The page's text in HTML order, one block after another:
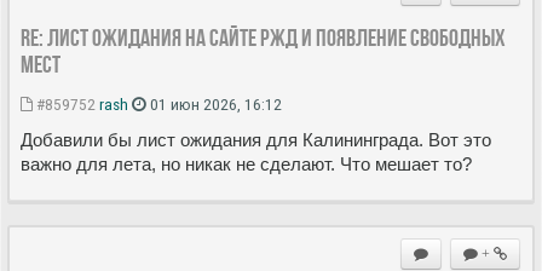
Re: Лист ожидания на сайте РЖД и появление свободных
мест
#859752rash 01 июн 2026, 16:12
Добавили бы лист ожидания для Калининграда. Вот это
важно для лета, но никак не сделают. Что мешает то?
+